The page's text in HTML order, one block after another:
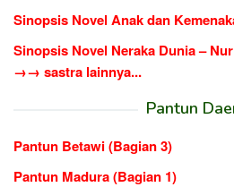
Sinopsis Novel Anak dan
Sinopsis Novel Neraka Dunia –
→→ sastra lainnya...
Pantun
Pantun Betawi (Bagian 3)
Pantun Madura (Bagian 1)